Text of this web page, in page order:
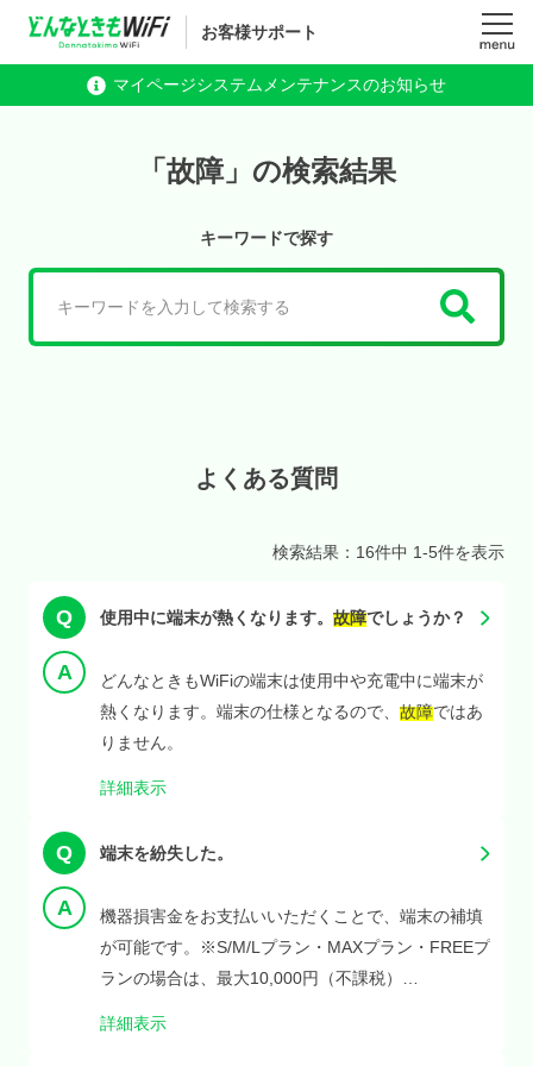
お客様サポート
マイページシステムメンテナンスのお知らせ
「故障」の検索結果
キーワードで探す
検
よくある質問
検索結果：16件中 1-5件を表示
使用中に端末が熱くなります。 故障でしょうか？
どんなときもWiFiの端末は使用中や充電中に端末が
熱くなります。端末の仕様となるので、 故障ではあ
りません。
詳細表示
端末を紛失した。
機器損害金をお支払いいただくことで、端末の補填
が可能です。※S/M/Lプラン・MAXプラン・FREEプ
ランの場合は、最大10,000円（不課税）
詳細表示